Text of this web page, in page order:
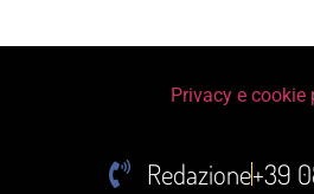
Redazione+39
Privacy e cookie